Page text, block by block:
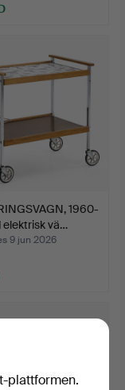
1960-
elektrisk vä…
9 jun 2026
plattformen.